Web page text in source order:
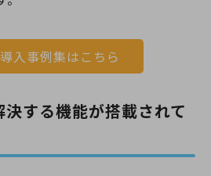
入事例集はこちら
する機能が搭載されて